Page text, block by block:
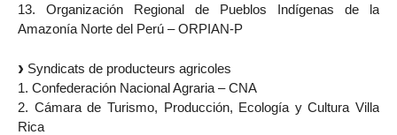
13. Organización Regional de Pueblos Indígenas de la
Amazonía Norte del Perú – ORPIAN-P
Syndicats de producteurs agricoles
1. Confederación Nacional Agraria – CNA
2. Cámara de Turismo, Producción, Ecología y Cultura Villa
Rica